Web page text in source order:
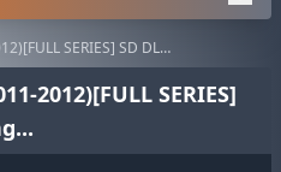
SD DLMux XviD ita eng...
2012)[FULL SERIES]